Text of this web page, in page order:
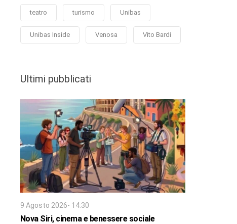
teatro turismo Unibas
Unibas Inside Venosa Vito Bardi
Ultimi pubblicati
9 Agosto 2026- 14:30
Nova Siri, cinema e benessere sociale